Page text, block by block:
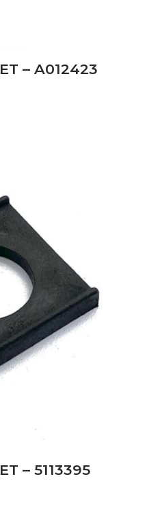
– A012423
– 5113395